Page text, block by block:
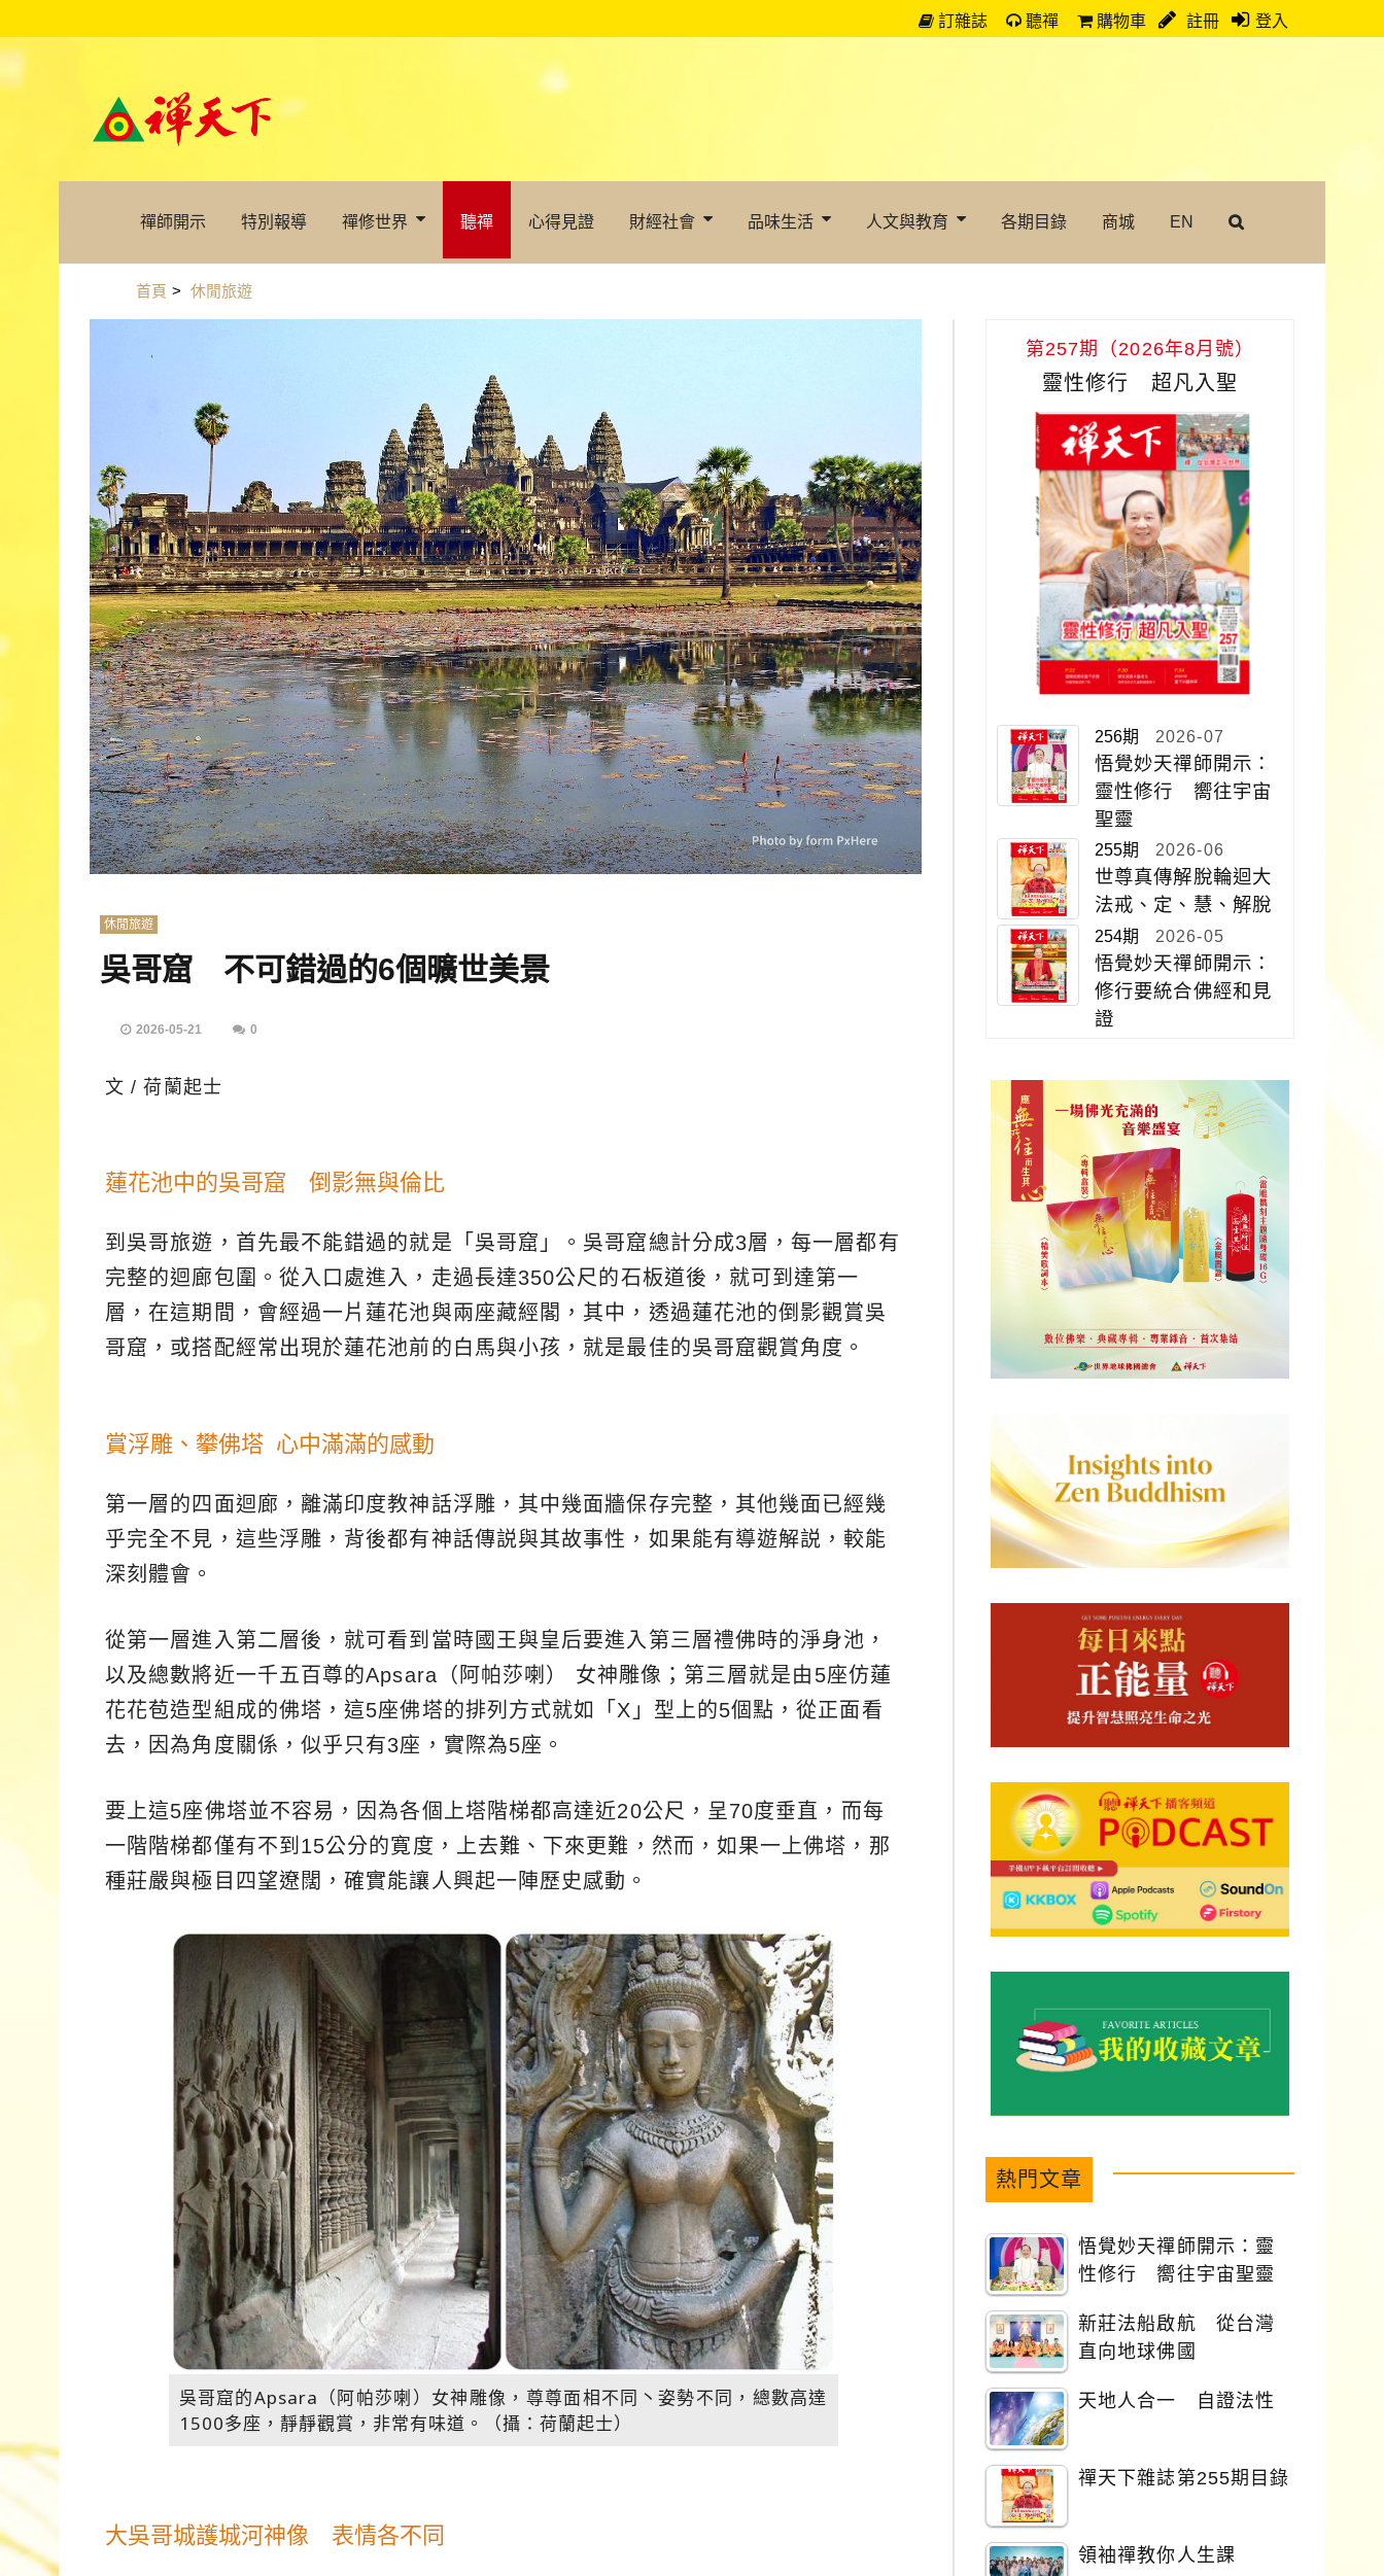
訂雜誌 聽禪 購物車 註冊 登入
禪師開示 特別報導 禪修世界 聽禪 心得見證 財經社會 品味生活 人文與教育 各期目錄 商城 EN
首頁 > 休閒旅遊
休閒旅遊
吳哥窟 不可錯過的6個曠世美景
2026-05-21 0
文 / 荷蘭起士
蓮花池中的吳哥窟 倒影無與倫比
到吳哥旅遊，首先最不能錯過的就是「吳哥窟」。吳哥窟總計分成3層，每一層都有
完整的迴廊包圍。從入口處進入，走過長達350公尺的石板道後，就可到達第一
層，在這期間，會經過一片蓮花池與兩座藏經閣，其中，透過蓮花池的倒影觀賞吳
哥窟，或搭配經常出現於蓮花池前的白馬與小孩，就是最佳的吳哥窟觀賞角度。
賞浮雕、攀佛塔 心中滿滿的感動
第一層的四面迴廊，離滿印度教神話浮雕，其中幾面牆保存完整，其他幾面已經幾
乎完全不見，這些浮雕，背後都有神話傳説與其故事性，如果能有導遊解説，較能
深刻體會。
從第一層進入第二層後，就可看到當時國王與皇后要進入第三層禮佛時的淨身池，
以及總數將近一千五百尊的Apsara（阿帕莎喇） 女神雕像；第三層就是由5座仿蓮
花花苞造型組成的佛塔，這5座佛塔的排列方式就如「X」型上的5個點，從正面看
去，因為角度關係，似乎只有3座，實際為5座。
要上這5座佛塔並不容易，因為各個上塔階梯都高達近20公尺，呈70度垂直，而每
一階階梯都僅有不到15公分的寛度，上去難、下來更難，然而，如果一上佛塔，那
種莊嚴與極目四望遼闊，確實能讓人興起一陣歷史感動。
吳哥窟的Apsara（阿帕莎喇）女神雕像，尊尊面相不同丶姿勢不同，總數高達
1500多座，靜靜觀賞，非常有味道。（攝：荷蘭起士）
大吳哥城護城河神像 表情各不同
第257期（2026年8月號）
靈性修行 超凡入聖
256期 2026-07
悟覺妙天禪師開示：
靈性修行 嚮往宇宙
聖靈
255期 2026-06
世尊真傳解脫輪迴大
法戒、定、慧、解脫
254期 2026-05
悟覺妙天禪師開示：
修行要統合佛經和見
證
熱門文章
悟覺妙天禪師開示：靈
性修行 嚮往宇宙聖靈
新莊法船啟航 從台灣
直向地球佛國
天地人合一 自證法性
禪天下雜誌第255期目錄
領袖禪教你人生課